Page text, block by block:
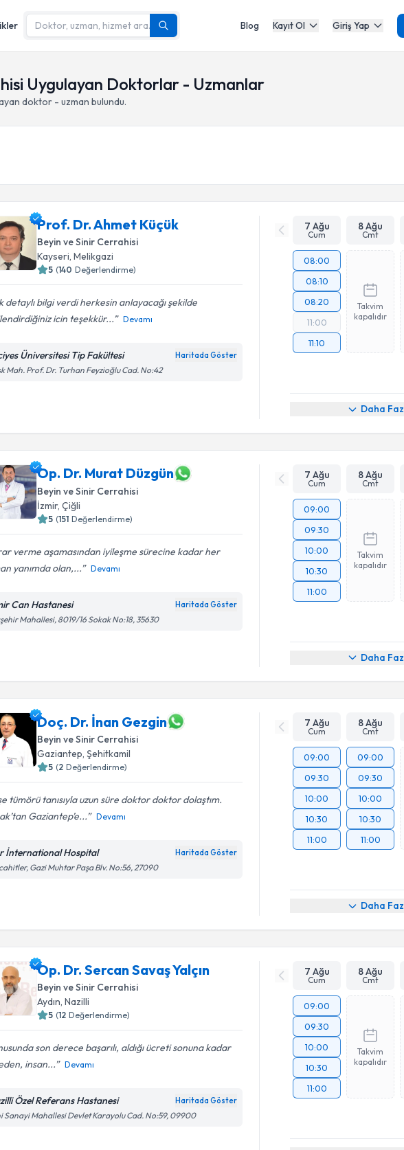
Blog Kayıt Ol Giriş Yap
Uygulayan Doktorlar - Uzmanlar
doktor - uzman bulundu.
Prof. Dr. Ahmet Küçük
Beyin ve Sinir Cerrahisi
Kayseri,Melikgazi
5 (140 Değerlendirme)
detaylı bilgi verdi herkesin anlayacağı şekilde
icin teşekkür...
Devamı
Üniversitesi Tip Fakültesi Haritada Göster
Mah. Prof. Dr. Turhan Feyzioğlu Cad. No:42
7 Ağu
Cum
8 Ağu
Cmt
08:00
08:10
08:20
11:00
11:10
Takvim
kapalıdır
Daha
Op. Dr. Murat Düzgün
Beyin ve Sinir Cerrahisi
İzmir,Çiğli
5 (151 Değerlendirme)
verme aşamasından iyileşme sürecine kadar her
yanımda olan,...
Devamı
Can Hastanesi Haritada Göster
Mahallesi, 8019/16 Sokak No:18, 35630
7 Ağu
Cum
8 Ağu
Cmt
09:00
09:30
10:00
10:30
11:00
Takvim
kapalıdır
Daha
Doç. Dr. İnan Gezgin
Beyin ve Sinir Cerrahisi
Gaziantep,Şehitkamil
5 (2 Değerlendirme)
tümörü tanısıyla uzun süre doktor doktor dolaştım.
Gaziantep’e...
Devamı
İnternational Hospital Haritada Göster
Gazi Muhtar Paşa Blv. No:56, 27090
7 Ağu
Cum
8 Ağu
Cmt
09:00
09:30
10:00
10:30
11:00
09:00
09:30
10:00
10:30
11:00
Daha
Op. Dr. Sercan Savaş Yalçın
Beyin ve Sinir Cerrahisi
Aydın ,Nazilli
5 (12 Değerlendirme)
son derece başarılı, aldığı ücreti sonuna kadar
insan...
Devamı
Özel Referans Hastanesi Haritada Göster
Sanayi Mahallesi Devlet Karayolu Cad. No:59, 09900
7 Ağu
Cum
8 Ağu
Cmt
09:00
09:30
10:00
10:30
11:00
Takvim
kapalıdır